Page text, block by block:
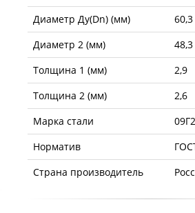
Диаметр Ду(Dn) (мм)
60,3
Диаметр 2 (мм)
48,3
Толщина 1 (мм)
2,9
Толщина 2 (мм)
2,6
Марка стали
Норматив
Страна производитель